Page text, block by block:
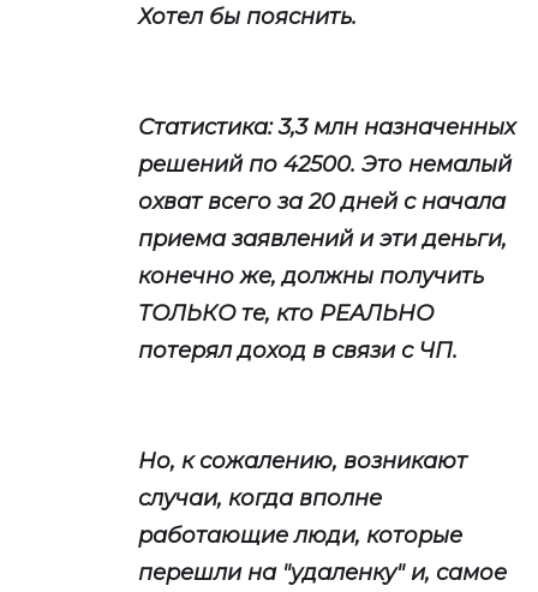
Хотел бы пояснить.
Статистика: 3,3 млн назначенных
решений по 42500. Это немалый
охват всего за 20 дней с начала
приема заявлений и эти деньги,
конечно же, должны получить
ТОЛЬКО те, кто РЕАЛЬНО
потерял доход в связи с ЧП.
Но, к сожалению, возникают
случаи, когда вполне
работающие люди, которые
перешли на "удаленку" и, самое